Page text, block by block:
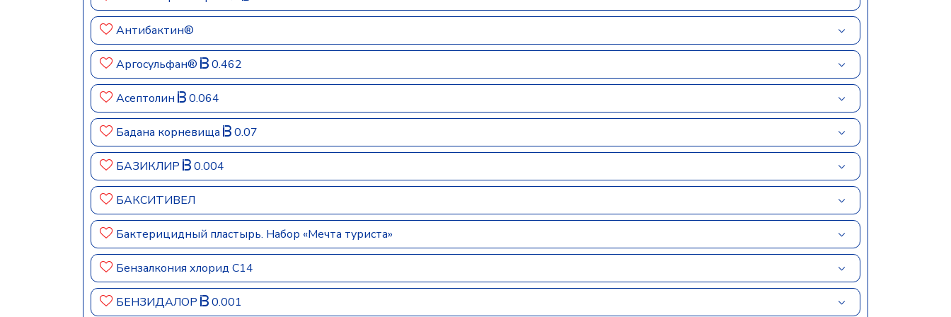
Антибактин®
Аргосульфан® 0.462
Асептолин 0.064
Бадана корневища 0.07
БАЗИКЛИР 0.004
БАКСИТИВЕЛ
Бактерицидный пластырь. Набор «Мечта туриста»
Бензалкония хлорид С14
БЕНЗИДАЛОР 0.001